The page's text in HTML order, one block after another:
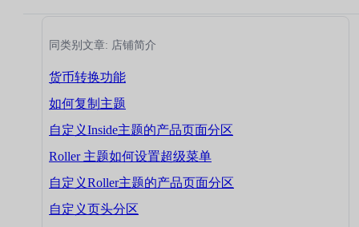
同类别文章: 店铺简介
货币转换功能
如何复制主题
自定义Inside主题的产品页面分区
Roller 主题如何设置超级菜单
自定义Roller主题的产品页面分区
自定义页头分区